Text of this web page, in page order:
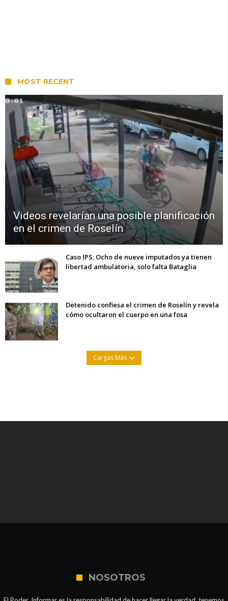
MOST RECENT
Videos revelarían una posible planificación
en el crimen de Roselín
Caso IPS: Ocho de nueve imputados ya tienen
libertad ambulatoria, solo falta Bataglia
Detenido confiesa el crimen de Roselín y revela
cómo ocultaron el cuerpo en una fosa
Cargas Más
NOSOTROS